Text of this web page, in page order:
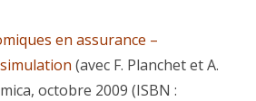
en assurance –
(avec F. Planchet et A.
octobre 2009 (ISBN :